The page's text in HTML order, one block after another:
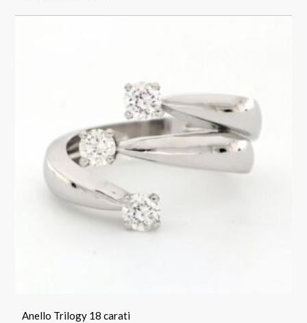
Anello Trilogy 18 carati